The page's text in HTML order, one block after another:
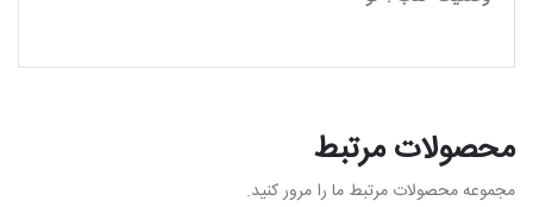
محصولات مرتبط
مجموعه محصولات مرتبط ما را مرور کنید.